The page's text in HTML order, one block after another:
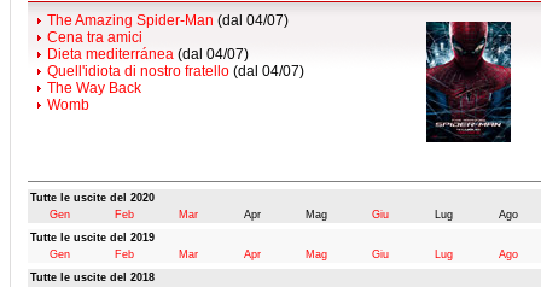
The Amazing Spider-Man (dal 04/07)
Cena tra amici
Dieta mediterránea (dal 04/07)
Quell'idiota di nostro fratello (dal 04/07)
The Way Back
Womb
Tutte le uscite del 2020
Gen
Feb Mar Apr Mag Giu Lug
Ago
Tutte le uscite del 2019
Gen
Feb Mar Apr Mag Giu Lug
Ago
Tutte le uscite del 2018